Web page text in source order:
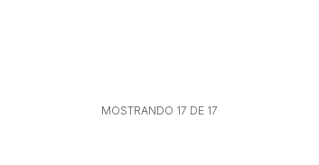
MOSTRANDO 17 DE 17